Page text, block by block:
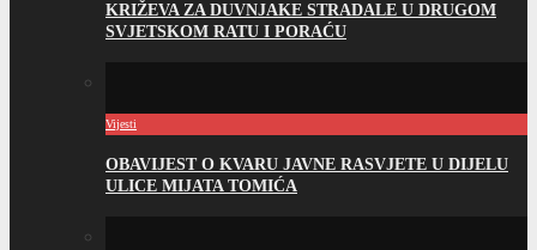
KRIŽEVA ZA DUVNJAKE STRADALE U DRUGOM
SVJETSKOM RATU I PORAĆU
Vijesti
OBAVIJEST O KVARU JAVNE RASVJETE U DIJELU
ULICE MIJATA TOMIĆA